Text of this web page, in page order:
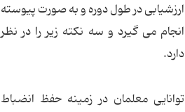
ارزشیابی در طول دوره و به صورت پیوسته
انجام می گیرد و سه نكته زیر را در نظر
دارد.
توانایی معلمان در زمینه حفظ انضباط